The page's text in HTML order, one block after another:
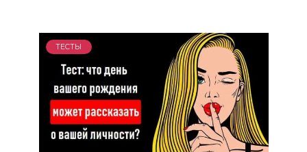
ТЕСТЫ